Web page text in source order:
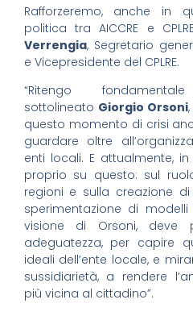
Rafforzeremo, anche in
politica tra AICCRE e
Verrengia, Segretario
e Vicepresidente del CPLRE.
“Ritengo
sottolineato Giorgio Orsoni
questo momento di crisi
guardare oltre
enti locali. E attualmente,
proprio su questo: sul
regioni e sulla creazione
sperimentazione di
visione di Orsoni, deve
adeguatezza, per capire
ideali dell’ente locale, e
sussidiarietà, a rendere
più vicina al cittadino”.